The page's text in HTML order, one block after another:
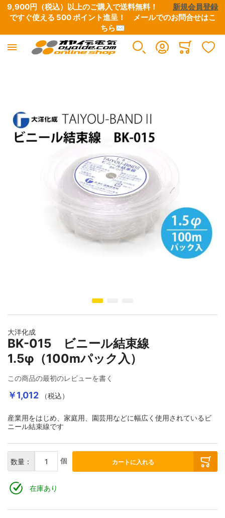
9,900円（税込）以上のご購入で送料無料！ 新規会員登録
ですぐ使える 500 ポイント進呈！ メールでのお問合せはこ
ちら✉
イメージギャラリーの最初に移動する
大洋化成
BK-015 ビニール結束線
1.5φ（100mパック入）
この商品の最初のレビューを書く
￥1,012 （税込）
産業用をはじめ、家庭用、園芸用などに幅広く使用されているビ
ニール結束線です
数量： 個 カートに入れる
在庫あり